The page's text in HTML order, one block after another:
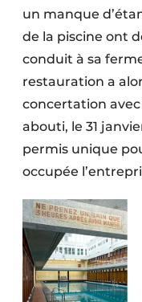
un manque
de la piscine ont
conduit à sa
restauration a
concertation avec
abouti, le 31
permis unique
occupée